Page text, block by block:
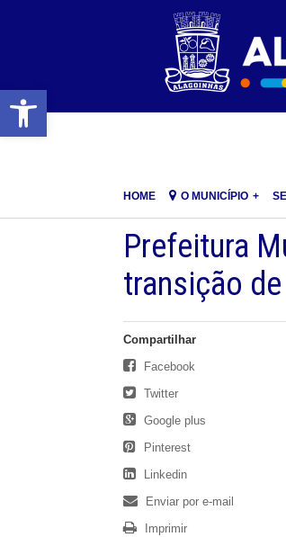
Barra de Ferramentas Aberta
HOME O MUNICÍPIO
Prefeitura
transição
Compartilhar
Facebook
Twitter
Google plus
Pinterest
Linkedin
Enviar por e-mail
Imprimir